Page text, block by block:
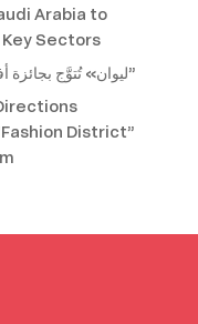
Arabia to
Sectors
«ليوان» تُتوَّج بجائزة أفضل مشروع عقاري “متعدد الاستخدام”
District”